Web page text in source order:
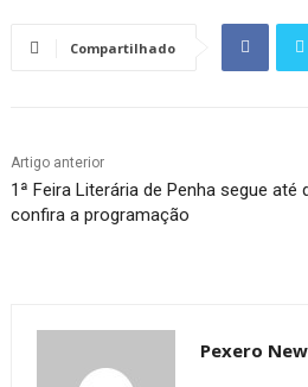
Compartilhado
Artigo anterior
1ª Feira Literária de Penha segue até
confira a programação
Pexero